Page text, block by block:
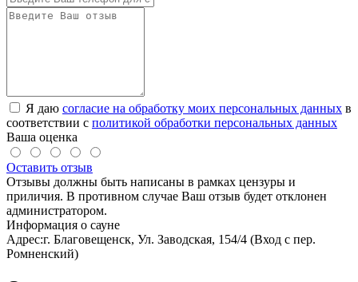
Я даю согласие на обработку моих персональных данных в
соответствии с политикой обработки персональных данных
Ваша оценка
Оставить отзыв
Отзывы должны быть написаны в рамках цензуры и
приличия. В противном случае Ваш отзыв будет отклонен
администратором.
Информация о сауне
Адрес:г. Благовещенск, Ул. Заводская, 154/4 (Вход с пер.
Ромненский)